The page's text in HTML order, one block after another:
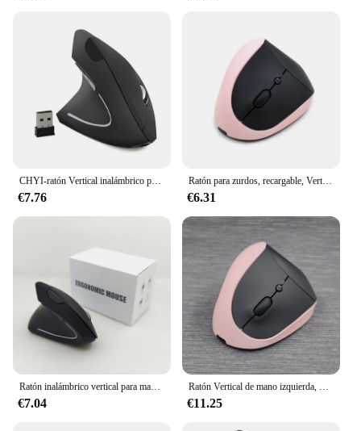
CHYI-ratón Vertical inalámbrico para zurdos, ergonómico, recargable, óptico, Usb, 6 botones, para Juegos de PC y portátil
€7.76
Ratón para zurdos, recargable, Vertical, inalámbrico, ergonómico, ajustable, 1200 1600DPI 24BB
€6.31
Ratón inalámbrico vertical para mano izquierda, mouse de Raton inalámbrico de 5ª generación, color rosa y blanco, 2,4g
€7.04
Ratón Vertical de mano izquierda, diseño ergonómico, botón de silencio, recargable o batería, DPI, sistema de uso de oficina ajustable, Universal Mause
€11.25